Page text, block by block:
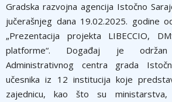
Gradska razvojna agencija Istočno
jučerašnjeg dana 19.02.2025. godine
„Prezentacija projekta LIBECCIO,
platforme“. Događaj je
Administrativnog centra grada
učesnika iz 12 institucija koje
zajednicu, kao što su